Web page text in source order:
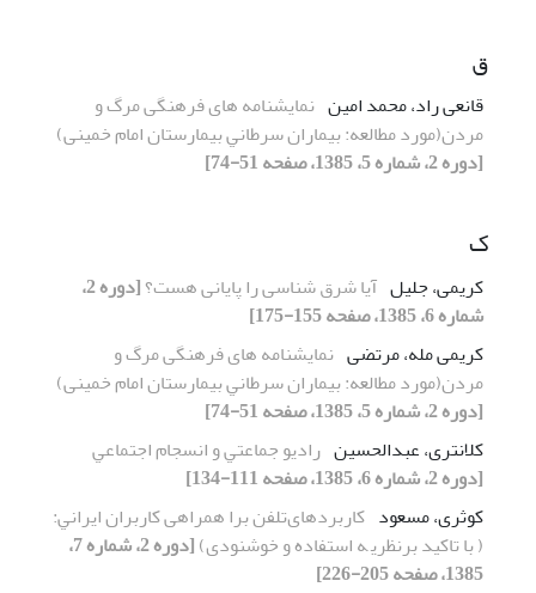
ق
قانعی راد، محمد امین نمایشنامه های فرهنگی ﻣﺮگ و
ﻣﺮدن(ﻣﻮرد ﻣﻄﺎﻟﻌﻪ: بیماران ﺳﺮﻃﺎﻧﻲ بیمارستان اﻣﺎم خمینی)
[دوره 2، شماره 5، 1385، صفحه 51-74]
ک
کریمی، جلیل آیا شرق شناسی را پایانی هست؟
[دوره 2،
شماره 6، 1385، صفحه 155-175]
کریمی مله، مرتضی نمایشنامه های فرهنگی ﻣﺮگ و
ﻣﺮدن(ﻣﻮرد ﻣﻄﺎﻟﻌﻪ: بیماران ﺳﺮﻃﺎﻧﻲ بیمارستان اﻣﺎم خمینی)
[دوره 2، شماره 5، 1385، صفحه 51-74]
کلانتری، عبدالحسین رادﻳﻮ ﺟﻤﺎﻋﺘﻲ و اﻧﺴﺠﺎم اﺟﺘﻤﺎﻋﻲ
[دوره 2، شماره 6، 1385، صفحه 111-134]
کوثری، مسعود کاربردهایﺗﻠﻔﻦ ﺑﺮا همراهی ﻛﺎرﺑﺮان اﻳﺮاﻧﻲ:
( ﺑﺎ تاکید ﺑﺮﻧﻈﺮﻳ ﻪ استفاده و خوشنودی)
[دوره 2، شماره 7،
1385، صفحه 205-226]